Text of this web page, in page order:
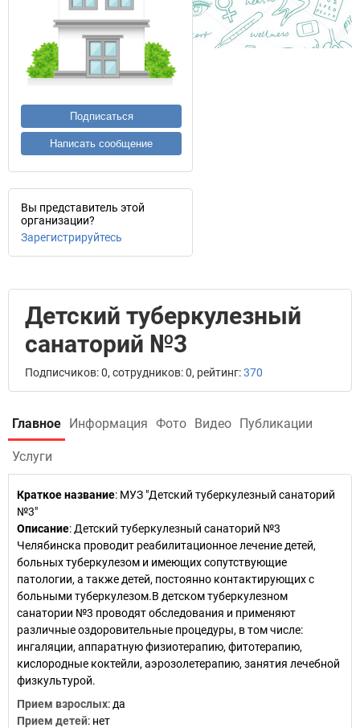
Подписаться
Написать сообщение
Вы представитель этой
организации?
Зарегистрируйтесь
Детский туберкулезный
санаторий №3
Подписчиков: 0, сотрудников: 0, рейтинг:370
Главное Информация Фото Видео Публикации
Услуги
Краткое название: МУЗ "Детский туберкулезный санаторий
№3"
Описание: Детский туберкулезный санаторий №3
Челябинска проводит реабилитационное лечение детей,
больных туберкулезом и имеющих сопутствующие
патологии, а также детей, постоянно контактирующих с
больными туберкулезом.В детском туберкулезном
санатории №3 проводят обследования и применяют
различные оздоровительные процедуры, в том числе:
ингаляции, аппаратную физиотерапию, фитотерапию,
кислородные коктейли, аэрозолетерапию, занятия лечебной
физкультурой.
Прием взрослых: да
Прием детей: нет